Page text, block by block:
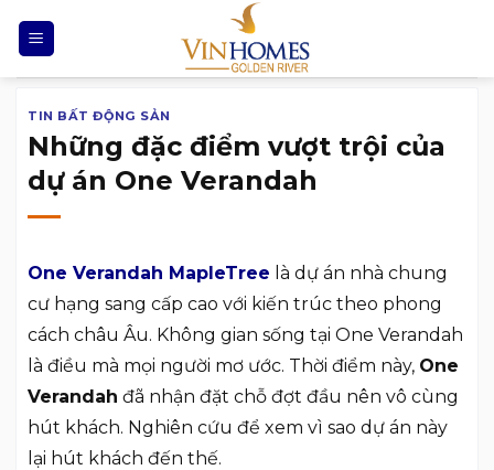
đến
nội
dungTIN BẤT ĐỘNG SẢN
Những đặc điểm vượt trội của
dự án One Verandah
One Verandah MapleTree là dự án nhà chung
cư hạng sang cấp cao với kiến trúc theo phong
cách châu Âu. Không gian sống tại One Verandah
là điều mà mọi người mơ ước. Thời điểm này, One
Verandah đã nhận đặt chỗ đợt đầu nên vô cùng
hút khách. Nghiên cứu để xem vì sao dự án này
lại hút khách đến thế.